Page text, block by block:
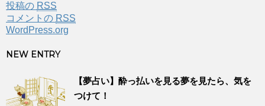
投稿の RSS
コメントの RSS
WordPress.org
NEW ENTRY
【夢占い】酔っ払いを見る夢を見たら、気を
つけて！